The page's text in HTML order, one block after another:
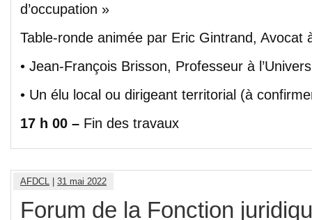
d’occupation »
Table-ronde animée par Eric Gintrand, Avocat
• Jean-François Brisson, Professeur à
• Un élu local ou dirigeant territorial (à
17 h 00 – Fin des travaux
AFDCL | 31 mai 2022
Forum de la Fonction